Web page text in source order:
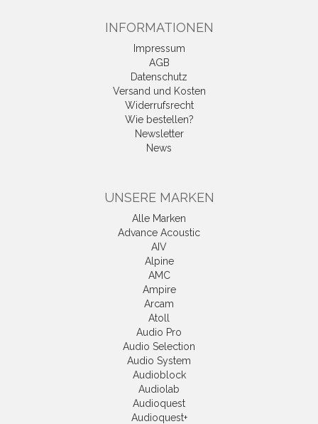
INFORMATIONEN
Impressum
AGB
Datenschutz
Versand und Kosten
Widerrufsrecht
Wie bestellen?
Newsletter
News
UNSERE MARKEN
Alle Marken
Advance Acoustic
AIV
Alpine
AMC
Ampire
Arcam
Atoll
Audio Pro
Audio Selection
Audio System
Audioblock
Audiolab
Audioquest
Audioquest+